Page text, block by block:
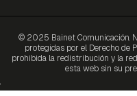
© 2025 Bainet Comunicación.
protegidas por el Derecho de
prohibida la redistribución y la
esta web sin su